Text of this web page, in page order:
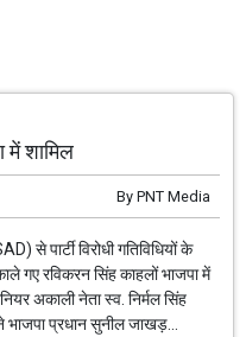
में शामिल
By PNT Media
से पार्टी विरोधी गतिविधियों के
गए रविकरन सिंह काहलों भाजपा में
अकाली नेता स्व. निर्मल सिंह
भाजपा प्रधान सुनील जाखड़...